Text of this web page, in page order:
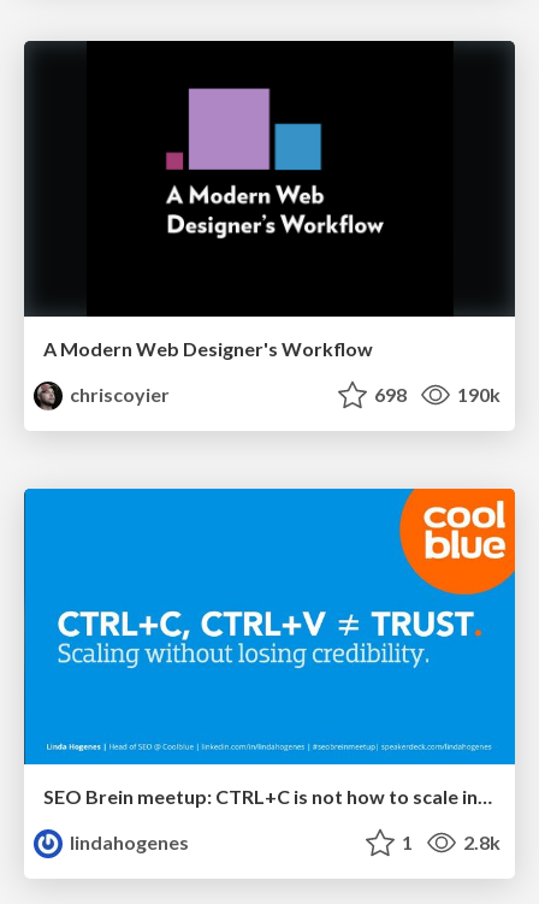
A Modern Web Designer's Workflow
chriscoyier
698 190k
SEO Brein meetup: CTRL+C is not how to scale international SEO
lindahogenes
1 2.8k